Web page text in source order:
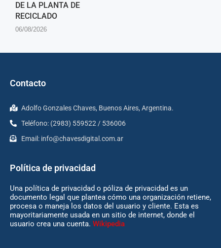
DE LA PLANTA DE
RECICLADO
06/08/2026
Contacto
Adolfo Gonzales Chaves, Buenos Aires, Argentina.
Teléfono: (2983) 559522 / 536006
Email: info@chavesdigital.com.ar
Política de privacidad
Una política de privacidad o póliza de privacidad es un
documento legal que plantea cómo una organización retiene,
procesa o maneja los datos del usuario y cliente. Esta es
mayoritariamente usada en un sitio de internet, donde el
usuario crea una cuenta. Wikipedia